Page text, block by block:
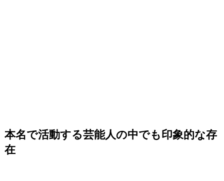
本名で活動する芸能人の中でも印象的な存
在